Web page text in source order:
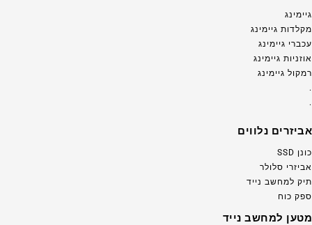
גיימינג
מקלדות גיימינג
עכברי גיימינג
אוזניות גיימינג
רמקול גיימינג
.
.
אביזרים נלווים
כונן SSD
אביזרי סלולר
תיק למחשב נייד
ספק כוח
מטען למחשב נייד